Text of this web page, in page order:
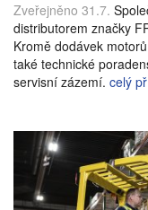
Zveřejněno 31.7.
distributorem značky
Kromě dodávek
také technické
servisní zázemí. celý